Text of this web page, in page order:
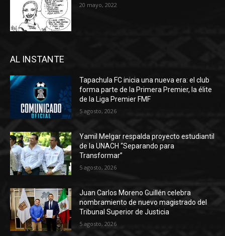
20 mayo, 2022
AL INSTANTE
Tapachula FC inicia una nueva era: el club
forma parte de la Primera Premier, la élite
de la Liga Premier FMF
5 agosto, 2026
Yamil Melgar respalda proyecto estudiantil
de la UNACH “Separando para
Transformar”
5 agosto, 2026
Juan Carlos Moreno Guillén celebra
nombramiento de nuevo magistrado del
Tribunal Superior de Justicia
5 agosto, 2026